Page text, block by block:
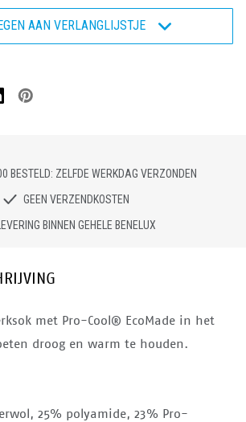
-
Wollen
vochtregulerende
-
Wollen
vochtregulerende
AAN VERLANGLIJSTJE
BESTELD: ZELFDE WERKDAG VERZONDEN
GEEN VERZENDKOSTEN
BINNEN GEHELE BENELUX
met Pro-Cool® EcoMade in het
droog en warm te houden.
25% polyamide, 23% Pro-